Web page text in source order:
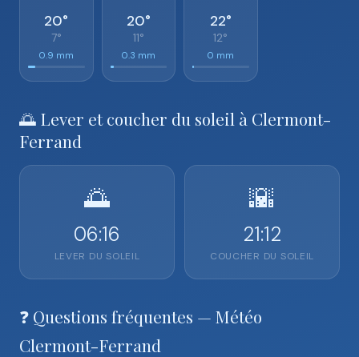
20°
7°
0.9 mm
20°
11°
0.3 mm
22°
12°
0 mm
🌅 Lever et coucher du soleil à Clermont-
Ferrand
🌅
06:16
LEVER DU SOLEIL
🌇
21:12
COUCHER DU SOLEIL
❓ Questions fréquentes — Météo
Clermont-Ferrand